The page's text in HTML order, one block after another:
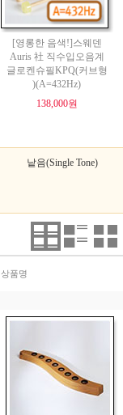
[영롱한 음색!]스웨덴
Auris 社 직수입오음계
글로켄슈필KPQ(커브형
)(A=432Hz)
138,000원
낱음(Single Tone)
상품명